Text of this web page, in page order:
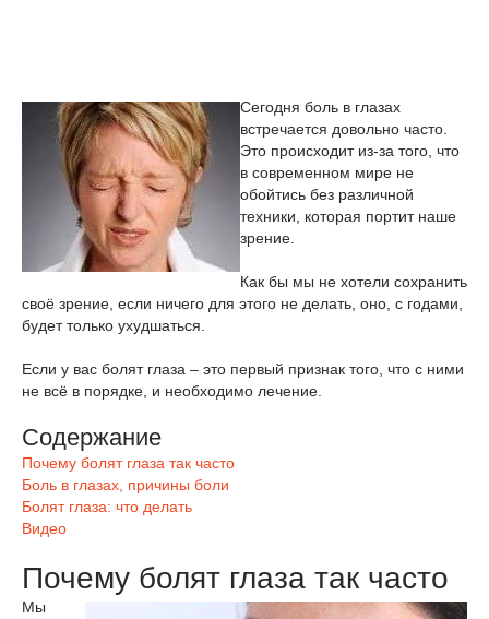
Сегодня боль в глазах
встречается довольно часто.
Это происходит из-за того, что
в современном мире не
обойтись без различной
техники, которая портит наше
зрение.
Как бы мы не хотели сохранить
своё зрение, если ничего для этого не делать, оно, с годами,
будет только ухудшаться.
Если у вас болят глаза – это первый признак того, что с ними
не всё в порядке, и необходимо лечение.
Содержание
Почему болят глаза так часто
Боль в глазах, причины боли
Болят глаза: что делать
Видео
Почему болят глаза так часто
Мы